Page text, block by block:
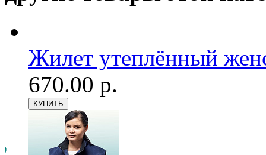
Жилет утеплённый
670.00 р.